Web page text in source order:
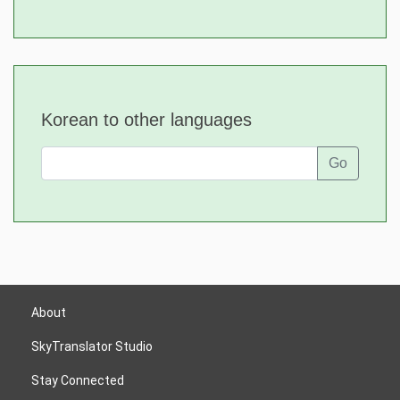
Korean to other languages
Go
About
SkyTranslator Studio
Stay Connected